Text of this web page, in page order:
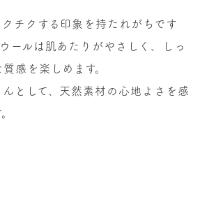
チクする印象を持たれがちです
ールは肌あたりがやさしく、しっ
感を楽しめます。
として、天然素材の心地よさを感